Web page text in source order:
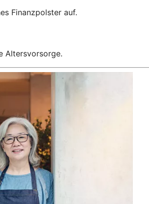
Finanzpolster auf.
Altersvorsorge.